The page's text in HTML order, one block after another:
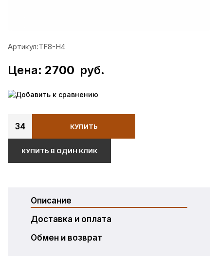
Артикул:TF8-H4
Цена: 2700 руб.
Добавить к сравнению
34 КУПИТЬ
КУПИТЬ В ОДИН КЛИК
Описание
Доставка и оплата
Обмен и возврат